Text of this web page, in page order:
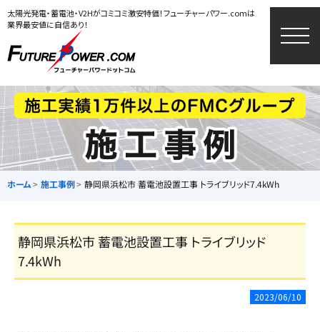
太陽光発電・蓄電池・V2Hがコミコミ激安特価！フューチャーパワー.comは
業界最安値に自信あり！
ホーム 施工事例 静岡県浜松市 蓄電池設置工事 トライブリッド7.4kWh
静岡県浜松市 蓄電池設置工事 トライブリッド
7.4kWh
2023/06/10